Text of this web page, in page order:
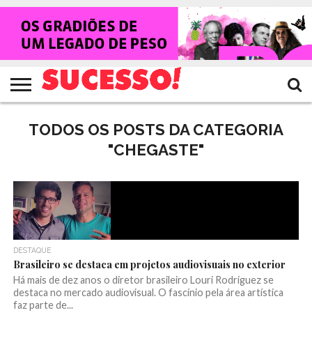
HOME
NOTÍCIAS
SHOWS
ENTREVISTAS
CLIQUES
RANKING
CROWLEY
TV
SUCESSO!
REVISTA
SUCESSO!
TODOS OS POSTS DA CATEGORIA
"CHEGASTE"
DESTAQUE
Brasileiro se destaca em projetos audiovisuais no exterior
Há mais de dez anos o diretor brasileiro Louri Rodriguez se
destaca no mercado audiovisual. O fascínio pela área artística
faz parte de...